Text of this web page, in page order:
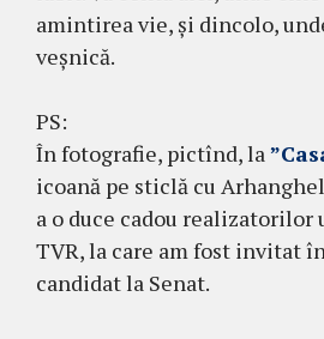
amintirea vie, și dincolo,
veșnică.
PS:
În fotografie, pictînd, la
icoană pe sticlă cu
a o duce cadou
TVR, la care am fost invitat
candidat la Senat.